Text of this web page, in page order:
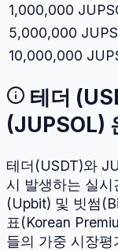
1,000,000
5,000,000
10,000,000
테더 (
(JUPSOL)
테더 (USDT)와
시 발생하는 실시
(Upbit) 및 빗썸
표(Korean
들의 가중 시장